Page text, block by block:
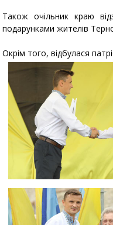
Також очільник краю
подарунками жителів
Окрім того, відбулася